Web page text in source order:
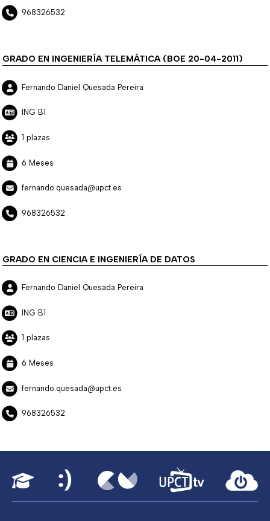
968326532
GRADO EN INGENIERÍA TELEMÁTICA (BOE 20-04-2011)
Fernando Daniel Quesada Pereira
ING B1
1 plazas
6 Meses
fernando.quesada@upct.es
968326532
GRADO EN CIENCIA E INGENIERÍA DE DATOS
Fernando Daniel Quesada Pereira
ING B1
1 plazas
6 Meses
fernando.quesada@upct.es
968326532